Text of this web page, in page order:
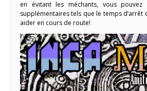
en évitant les méchants, vous
supplémentaires tels que le temps d’arrêt
aider en cours de route!